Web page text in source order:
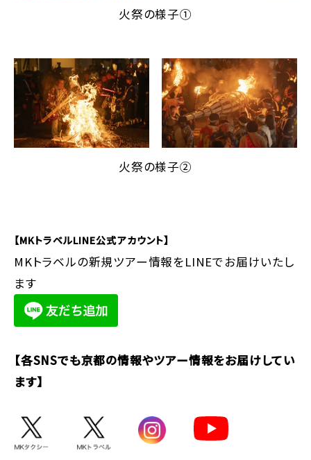
火祭の様子①
火祭の様子②
【MKトラベルLINE公式アカウント】
MKトラベルの新規ツアー情報をLINEでお届けいたし
ます
【各SNSでも京都の情報やツアー情報をお届けしてい
ます】